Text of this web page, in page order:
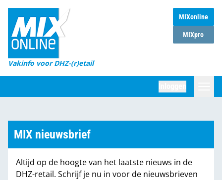
MIXonline
MIXpro
Vakinfo voor DHZ-(r)etail
Home
Magazines
DHZ Sessie
Marktcijfers
Partners
MIX nieuwsbrief
Altijd op de hoogte van het laatste nieuws in de
DHZ-retail. Schrijf je nu in voor de nieuwsbrieven